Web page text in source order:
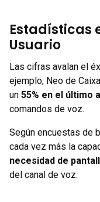
Estadísticas
Usuario
Las cifras avalan el
ejemplo, Neo de
un 55% en el último
comandos de voz.
Según encuestas de
cada vez más la
necesidad de
del canal de voz.